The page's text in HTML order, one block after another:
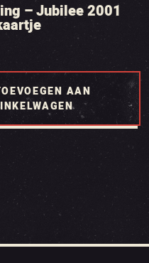
– Jubilee 2001
AAN